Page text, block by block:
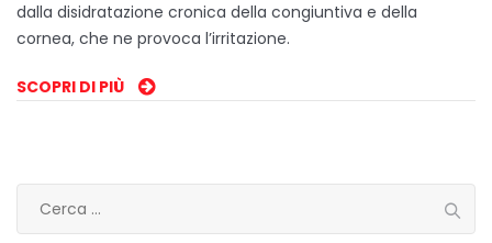
dalla disidratazione cronica della congiuntiva e della
cornea, che ne provoca l’irritazione.
SCOPRI DI PIÙ